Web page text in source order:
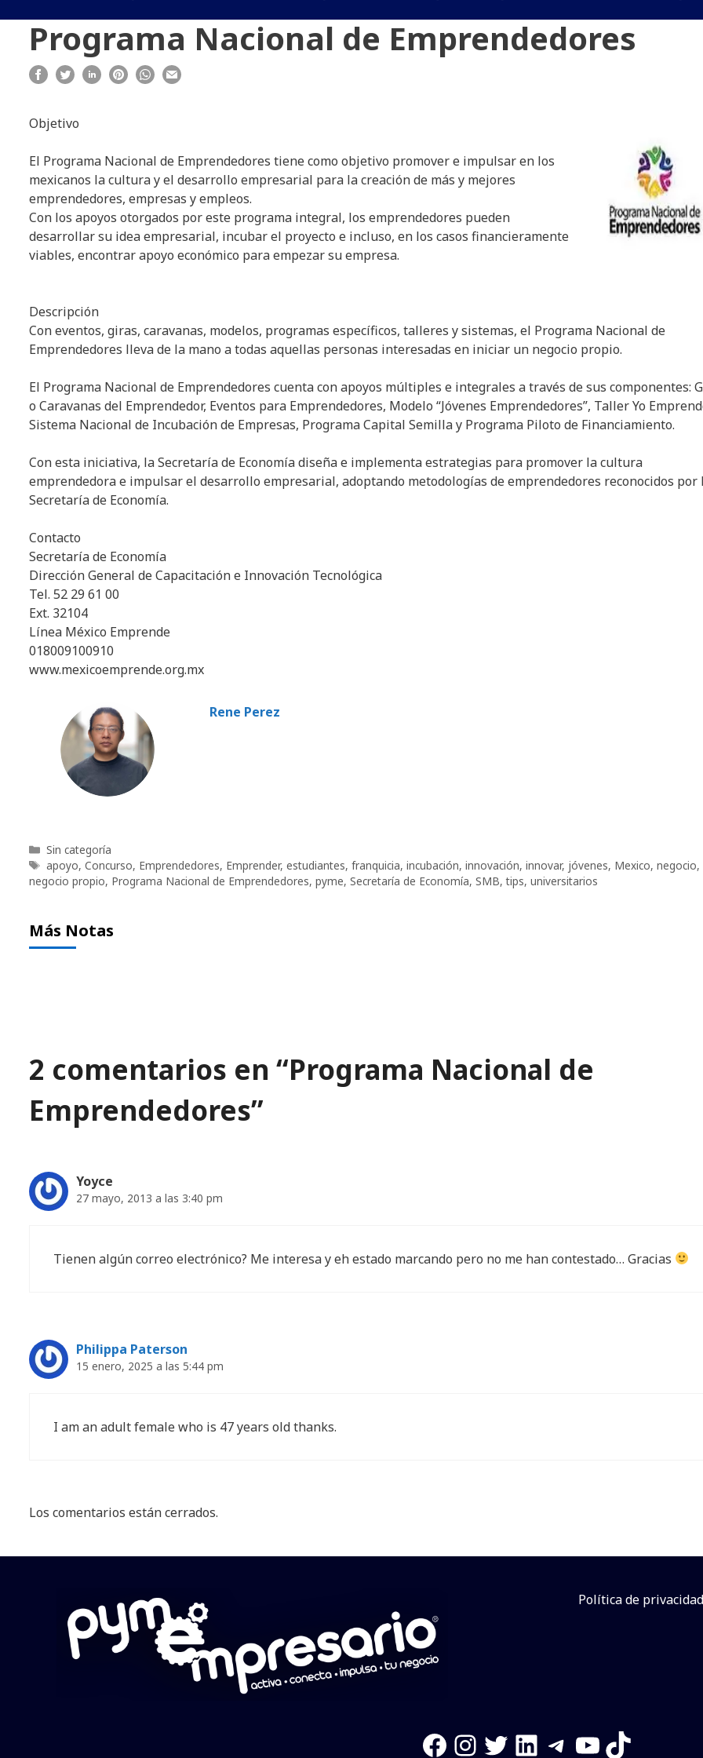
Programa Nacional de Emprendedores
Objetivo
El Programa Nacional de Emprendedores tiene como objetivo promover e impulsar en los
mexicanos la cultura y el desarrollo empresarial para la creación de más y mejores
emprendedores, empresas y empleos.
Con los apoyos otorgados por este programa integral, los emprendedores pueden
desarrollar su idea empresarial, incubar el proyecto e incluso, en los casos financieramente
viables, encontrar apoyo económico para empezar su empresa.
Descripción
Con eventos, giras, caravanas, modelos, programas específicos, talleres y sistemas, el Programa Nacional de
Emprendedores lleva de la mano a todas aquellas personas interesadas en iniciar un negocio propio.
El Programa Nacional de Emprendedores cuenta con apoyos múltiples e integrales a través de sus componentes:
o Caravanas del Emprendedor, Eventos para Emprendedores, Modelo “Jóvenes Emprendedores”, Taller Yo
Sistema Nacional de Incubación de Empresas, Programa Capital Semilla y Programa Piloto de Financiamiento.
Con esta iniciativa, la Secretaría de Economía diseña e implementa estrategias para promover la cultura
emprendedora e impulsar el desarrollo empresarial, adoptando metodologías de emprendedores reconocidos por
Secretaría de Economía.
Contacto
Secretaría de Economía
Dirección General de Capacitación e Innovación Tecnológica
Tel. 52 29 61 00
Ext. 32104
Línea México Emprende
018009100910
www.mexicoemprende.org.mx
Rene Perez
Categorías
Sin categoría
Etiquetas
apoyo, Concurso, Emprendedores, Emprender, estudiantes, franquicia, incubación, innovación, innovar, jóvenes, Mexico, negocio,
negocio propio, Programa Nacional de Emprendedores, pyme, Secretaría de Economía, SMB,tips, universitarios
Más Notas
2 comentarios en “Programa Nacional de
Emprendedores”
Yoyce
27 mayo, 2013 a las 3:40 pm
Tienen algún correo electrónico? Me interesa y eh estado marcando pero no me han contestado… Gracias
Philippa Paterson
15 enero, 2025 a las 5:44 pm
I am an adult female who is 47 years old thanks.
Los comentarios están cerrados.
Política de privacidad
Facebook
Instagram
Twitter
LinkedIn
Telegram
YouTube
TikTok